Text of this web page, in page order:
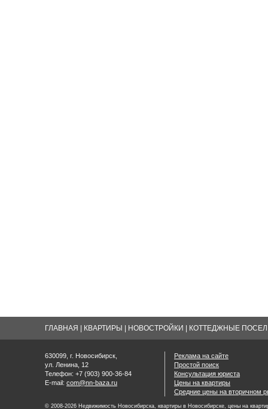
ГЛАВНАЯ КВАРТИРЫ НОВОСТРОЙКИ КОТТЕДЖНЫЕ
630099, г. Новосибирск,
ул. Ленина, 12
Телефон: +7 (903) 900-36-84
E-mail: com@nn-baza.ru
Реклама на сайте
Простой поиск
Консультация юриста
Цены на квартиры
Средние цены на вторичном
© 2008-2026 Недвижимость Новосибирска, квартиры в Новосибирске, цены на